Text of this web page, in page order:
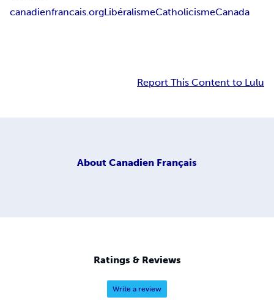
canadienfrancais.orgLibéralismeCatholicismeCanada
Report This Content to Lulu
About Canadien Français
Ratings & Reviews
Write a review